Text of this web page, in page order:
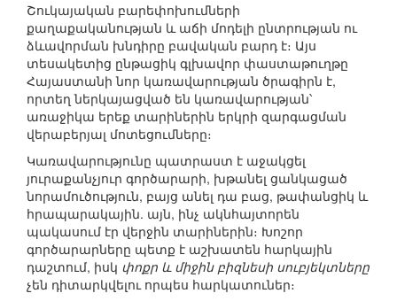
Շուկայական բարեփոխումների
քաղաքականության և աճի մոդելի ընտրության ու
ձևավորման խնդիրը բավական բարդ է։ Այս
տեսակետից ընթացիկ գլխավոր փաստաթուղթը
Հայաստանի նոր կառավարության ծրագիրն է,
որտեղ ներկայացված են կառավարության՝
առաջիկա երեք տարիներին երկրի զարգացման
վերաբերյալ մոտեցումները։
Կառավարությունը պատրաստ է աջակցել
յուրաքանչյուր գործարարի, խթանել ցանկացած
նորամուծություն, բայց անել դա բաց, թափանցիկ և
հրապարակային. այն, ինչ ակնհայտորեն
պակասում էր վերջին տարիներին։ Խոշոր
գործարարները պետք է աշխատեն հարկային
դաշտում, իսկ փոքր և միջին բիզնեսի սուբյեկտները
չեն դիտարկվելու որպես հարկատուներ։